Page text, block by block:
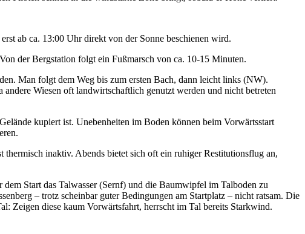
ab ca. 13:00 Uhr direkt von der Sonne beschienen wird.
der Bergstation folgt ein Fußmarsch von ca. 10-15 Minuten.
Man folgt dem Weg bis zum ersten Bach, dann leicht links (NW).
Wiesen oft landwirtschaftlich genutzt werden und nicht betreten
kupiert ist. Unebenheiten im Boden können beim Vorwärtsstart
inaktiv. Abends bietet sich oft ein ruhiger Restitutionsflug an,
Start das Talwasser (Sernf) und die Baumwipfel im Talboden zu
– trotz scheinbar guter Bedingungen am Startplatz – nicht ratsam. Die
Zeigen diese kaum Vorwärtsfahrt, herrscht im Tal bereits Starkwind.